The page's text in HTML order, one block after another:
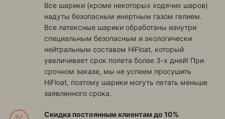
Все шарики (кроме некоторых ходячих шаров)
надуты безопасным инертным газом гелием.
Все латексные шарики обработаны изнутри
специальным безопасным и экологически
нейтральным составом HiFloat, который
увеличивает срок полета более 3-х дней! При
срочном заказе, мы не успеем просушить
HiFloat, поэтому шарики могуть летать меньше
заявленного срока.
Скидка постоянным клиентам до 10%